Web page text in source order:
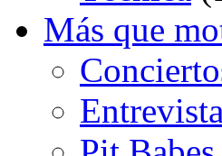
Más que